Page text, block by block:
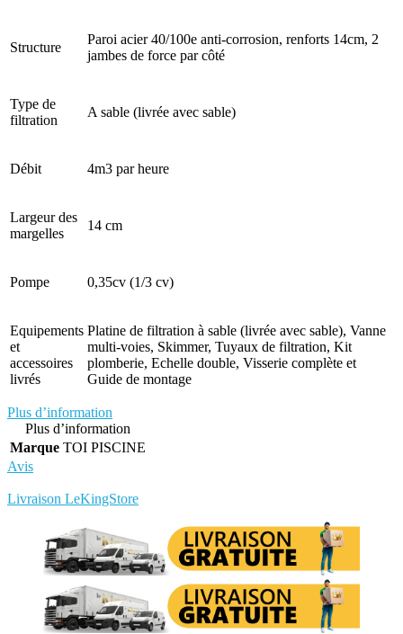
Structure
Paroi acier 40/100e anti-corrosion, renforts 14cm, 2
jambes de force par côté
Type de
filtration
A sable (livrée avec sable)
Débit 4m3 par heure
Largeur des
margelles
14 cm
Pompe 0,35cv (1/3 cv)
Equipements
et
accessoires
livrés
Platine de filtration à sable (livrée avec sable), Vanne
multi-voies, Skimmer, Tuyaux de filtration, Kit
plomberie, Echelle double, Visserie complète et
Guide de montage
Plus d’information
Plus d’information
Marque TOI PISCINE
Avis
Livraison LeKingStore